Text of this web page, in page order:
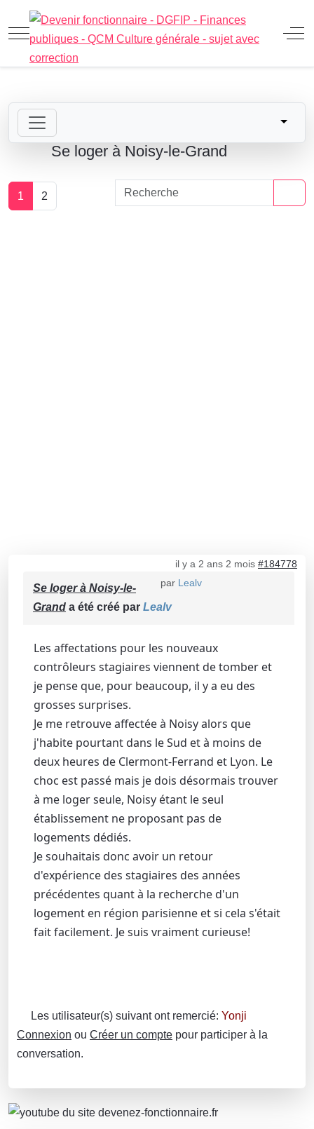
Mobile Menu Toggle Off-
Se loger à Noisy-le-Grand
1 2
il y a 2 ans 2 mois #184778
par Lealv
Se loger à Noisy-le-
Grand a été créé par Lealv
Les affectations pour les nouveaux
contrôleurs stagiaires viennent de tomber et
je pense que, pour beaucoup, il y a eu des
grosses surprises.
Je me retrouve affectée à Noisy alors que
j'habite pourtant dans le Sud et à moins de
deux heures de Clermont-Ferrand et Lyon. Le
choc est passé mais je dois désormais trouver
à me loger seule, Noisy étant le seul
établissement ne proposant pas de
logements dédiés.
Je souhaitais donc avoir un retour
d'expérience des stagiaires des années
précédentes quant à la recherche d'un
logement en région parisienne et si cela s'était
fait facilement. Je suis vraiment curieuse!
Les utilisateur(s) suivant ont remercié: Yonji
Connexion ou Créer un compte pour participer à la
conversation.